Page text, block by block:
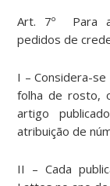
Art. 7º Para
pedidos de
I – Considera-
folha de rosto,
artigo
atribuição de
II – Cada